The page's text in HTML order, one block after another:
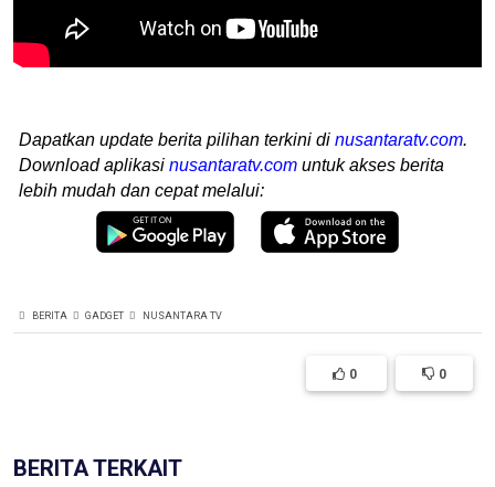
Dapatkan update berita pilihan terkini di nusantaratv.com.
Download aplikasi nusantaratv.com untuk akses berita
lebih mudah dan cepat melalui:
BERITA GADGET NUSANTARA TV
0 0
BERITA TERKAIT